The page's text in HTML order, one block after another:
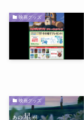
映画グッズ
映画グッズ